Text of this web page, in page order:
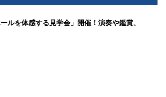
ルを体感する見学会」開催！演奏や鑑賞、